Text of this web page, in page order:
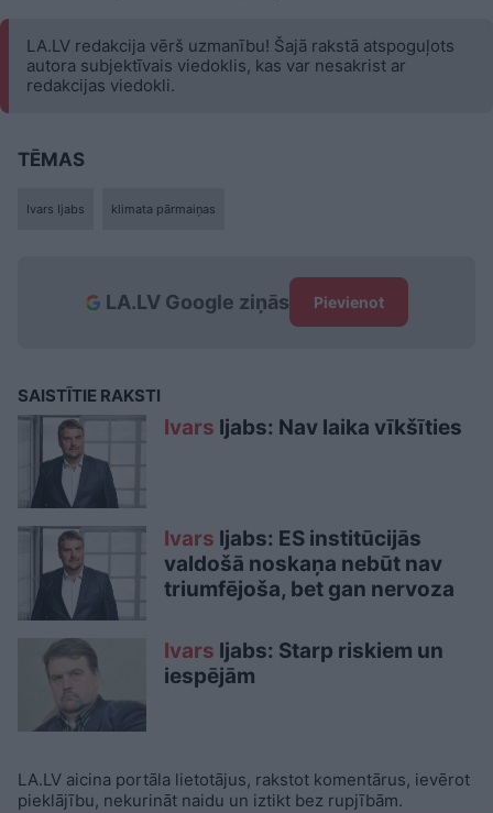
LA.LV redakcija vērš uzmanību! Šajā rakstā atspoguļots
autora subjektīvais viedoklis, kas var nesakrist ar
redakcijas viedokli.
TĒMAS
Ivars Ijabs klimata pārmaiņas
LA.LV Google ziņās Pievienot
SAISTĪTIE RAKSTI
Ivars Ijabs: Nav laika vīkšīties
Ivars Ijabs: ES institūcijās
valdošā noskaņa nebūt nav
triumfējoša, bet gan nervoza
Ivars Ijabs: Starp riskiem un
iespējām
LA.LV aicina portāla lietotājus, rakstot komentārus, ievērot
pieklājību, nekurināt naidu un iztikt bez rupjībām.